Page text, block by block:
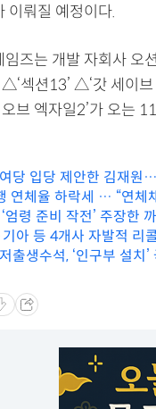
이뤄질 예정이다.
임즈는 개발 자회사 오
△‘섹션13’ △‘갓 세이
오브 엑자일2’가 오는
당 입당 제안한 김재원…
연체율 하락세 … “연체
엄령 준비 작전’ 주장한
아 등 4개사 자발적 리
출생수석, ‘인구부 설치